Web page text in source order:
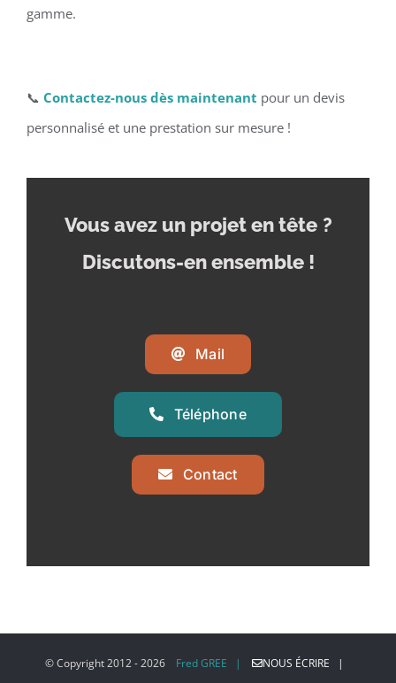
gamme.
📞 Contactez-nous dès maintenant pour un devis
personnalisé et une prestation sur mesure !
Vous avez un projet en tête ?
Discutons-en ensemble !
Mail
Téléphone
Contact
© Copyright 2012 -2026 Fred GREE |
NOUS ÉCRIRE |